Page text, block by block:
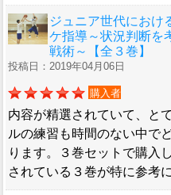
ジュニア世代におけ
ケ指導～状況判断を
戦術～【全３巻】
投稿日：2019年04月06日
購入者
内容が精選されていて、と
ルの練習も時間のない中で
ります。３巻セットで購入
されている３巻が特に参考